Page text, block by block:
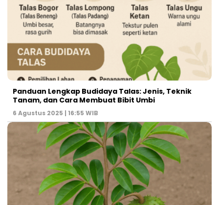
Panduan Lengkap Budidaya Talas: Jenis, Teknik
Tanam, dan Cara Membuat Bibit Umbi
6 Agustus 2025 | 16:55 WIB